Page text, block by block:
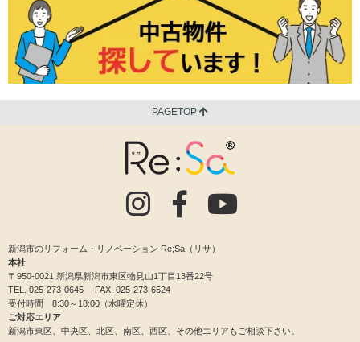
PAGETOP
新潟市のリフォーム・リノベーション Re;Sa（リサ）
本社
〒950-0021 新潟県新潟市東区物見山1丁目13番22号
TEL. 025-273-0645 FAX. 025-273-6524
受付時間 8:30～18:00（水曜定休）
ご対応エリア
新潟市東区、中央区、北区、南区、西区、その他エリアもご相談下さい。